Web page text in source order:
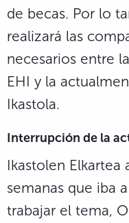
de becas. Por lo
realizará las
necesarios entre
EHI y la
Ikastola.
Interrupción de la
Ikastolen Elkartea
semanas que iba
trabajar el tema,